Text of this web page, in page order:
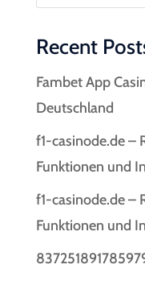
Recent
Fambet App
Deutschland
f1-casinode.de –
Funktionen und
f1-casinode.de –
Funktionen und